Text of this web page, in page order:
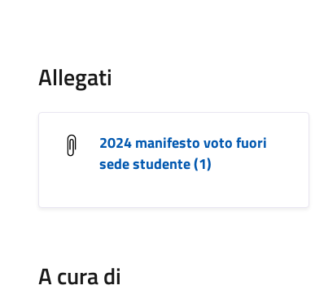
Allegati
2024 manifesto voto fuori
sede studente (1)
A cura di